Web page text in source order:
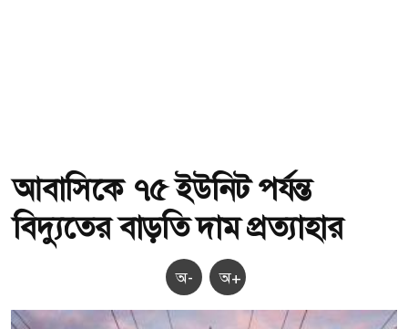
আবাসিকে ৭৫ ইউনিট পর্যন্ত
বিদ্যুতের বাড়তি দাম প্রত্যাহার
অ- অ+